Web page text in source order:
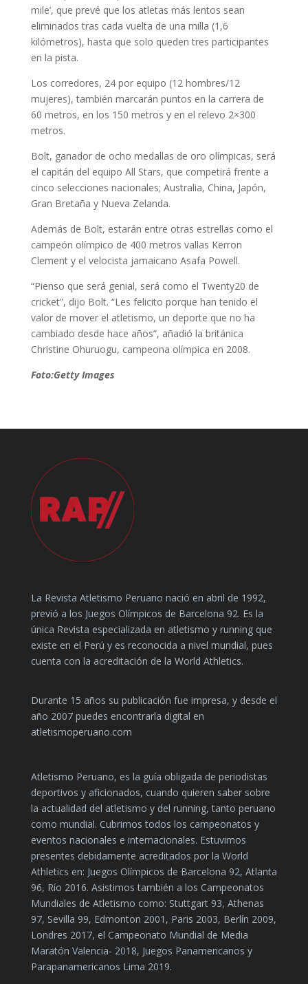
mile’, que prevé que los atletas más lentos sean
eliminados tras cada vuelta de una milla (1,6
kilómetros), hasta que solo queden tres participantes
en la pista.
Los corredores, 24 por equipo (12 hombres/12
mujeres), también marcarán puntos en la carrera de
60 metros, en los 150 metros y en el relevo 2×300
metros.
Bolt, ganador de ocho medallas de oro olímpicas, será
el capitán del equipo All Stars, que competirá frente a
cinco selecciones nacionales; Australia, China, Japón,
Gran Bretaña y Nueva Zelanda.
Además de Bolt, estarán entre otras estrellas como el
campeón olímpico de 400 metros vallas Kerron
Clement y el velocista jamaicano Asafa Powell.
“Pienso que será genial, será como el Twenty20 de
cricket”, dijo Bolt. “Les felicito porque han tenido el
valor de mover el atletismo, un deporte que no ha
cambiado desde hace años”, añadió la británica
Christine Ohuruogu, campeona olímpica en 2008.
Foto:Getty Images
La Revista Atletismo Peruano nació en abril de 1992,
previó a los Juegos Olímpicos de Barcelona 92. Es la
única Revista especializada en atletismo y running que
existe en el Perú y es reconocida a nivel mundial, pues
cuenta con la acreditación de la World Athletics.
Durante 15 años su publicación fue impresa, y desde el
año 2007 puedes encontrarla digital en
atletismoperuano.com
Atletismo Peruano, es la guía obligada de periodistas
deportivos y aficionados, cuando quieren saber sobre
la actualidad del atletismo y del running, tanto peruano
como mundial. Cubrimos todos los campeonatos y
eventos nacionales e internacionales. Estuvimos
presentes debidamente acreditados por la World
Athletics en: Juegos Olímpicos de Barcelona 92, Atlanta
96, Río 2016. Asistimos también a los Campeonatos
Mundiales de Atletismo como: Stuttgart 93, Athenas
97, Sevilla 99, Edmonton 2001, Paris 2003, Berlín 2009,
Londres 2017, el Campeonato Mundial de Media
Maratón Valencia- 2018, Juegos Panamericanos y
Parapanamericanos Lima 2019.